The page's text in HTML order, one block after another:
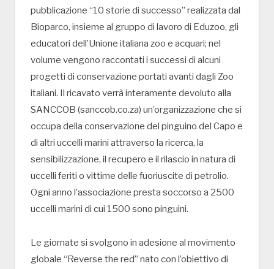
pubblicazione “10 storie di successo” realizzata dal
Bioparco, insieme al gruppo di lavoro di Eduzoo, gli
educatori dell’Unione italiana zoo e acquari; nel
volume vengono raccontati i successi di alcuni
progetti di conservazione portati avanti dagli Zoo
italiani. Il ricavato verrà interamente devoluto alla
SANCCOB (sanccob.co.za) un’organizzazione che si
occupa della conservazione del pinguino del Capo e
di altri uccelli marini attraverso la ricerca, la
sensibilizzazione, il recupero e il rilascio in natura di
uccelli feriti o vittime delle fuoriuscite di petrolio.
Ogni anno l’associazione presta soccorso a 2500
uccelli marini di cui 1500 sono pinguini.
Le giornate si svolgono in adesione al movimento
globale “Reverse the red” nato con l’obiettivo di